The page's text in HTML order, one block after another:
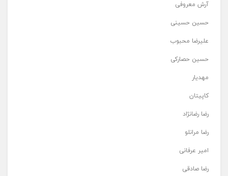
آرش معروفی
حسین حسینی
علیرضا محبوب
حسین حصارکی
مهدیار
کاپیتان
رضا رضانژاد
رضا مرانلو
امیر عرفانی
رضا صادقی